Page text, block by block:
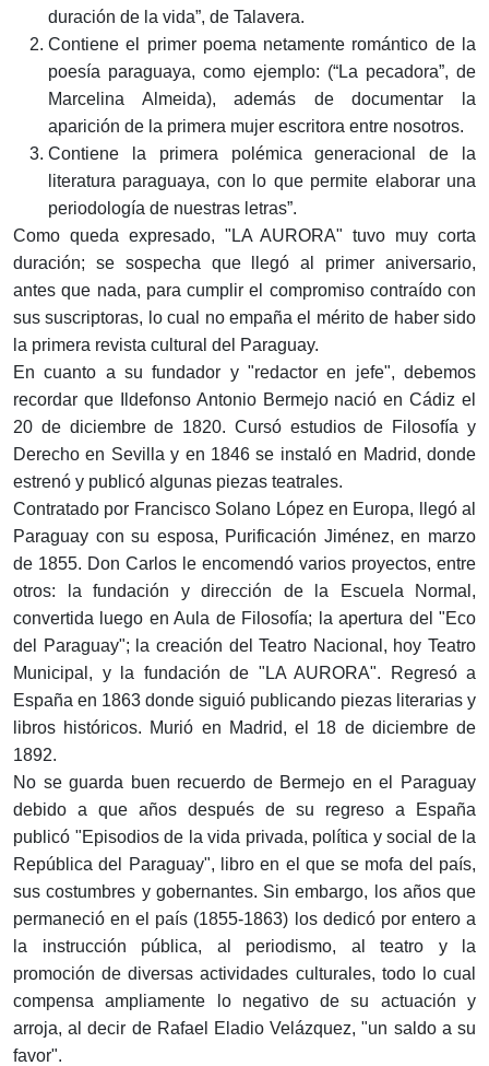
duración de la vida”, de Talavera.
Contiene el primer poema netamente romántico de la
poesía paraguaya, como ejemplo: (“La pecadora”, de
Marcelina Almeida), además de documentar la
aparición de la primera mujer escritora entre nosotros.
Contiene la primera polémica generacional de la
literatura paraguaya, con lo que permite elaborar una
periodología de nuestras letras”.
Como queda expresado, "LA AURORA" tuvo muy corta
duración; se sospecha que llegó al primer aniversario,
antes que nada, para cumplir el compromiso contraído con
sus suscriptoras, lo cual no empaña el mérito de haber sido
la primera revista cultural del Paraguay.
En cuanto a su fundador y "redactor en jefe", debemos
recordar que Ildefonso Antonio Bermejo nació en Cádiz el
20 de diciembre de 1820. Cursó estudios de Filosofía y
Derecho en Sevilla y en 1846 se instaló en Madrid, donde
estrenó y publicó algunas piezas teatrales.
Contratado por Francisco Solano López en Europa, llegó al
Paraguay con su esposa, Purificación Jiménez, en marzo
de 1855. Don Carlos le encomendó varios proyectos, entre
otros: la fundación y dirección de la Escuela Normal,
convertida luego en Aula de Filosofía; la apertura del "Eco
del Paraguay"; la creación del Teatro Nacional, hoy Teatro
Municipal, y la fundación de "LA AURORA". Regresó a
España en 1863 donde siguió publicando piezas literarias y
libros históricos. Murió en Madrid, el 18 de diciembre de
1892.
No se guarda buen recuerdo de Bermejo en el Paraguay
debido a que años después de su regreso a España
publicó "Episodios de la vida privada, política y social de la
República del Paraguay", libro en el que se mofa del país,
sus costumbres y gobernantes. Sin embargo, los años que
permaneció en el país (1855-1863) los dedicó por entero a
la instrucción pública, al periodismo, al teatro y la
promoción de diversas actividades culturales, todo lo cual
compensa ampliamente lo negativo de su actuación y
arroja, al decir de Rafael Eladio Velázquez, "un saldo a su
favor".